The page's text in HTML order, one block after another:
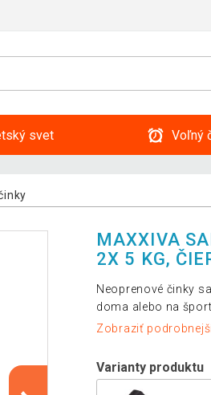
svet Voľný
MAXXIVA
2X 5 KG,
Neoprenové činky
doma alebo na
Zobraziť
Varianty produktu